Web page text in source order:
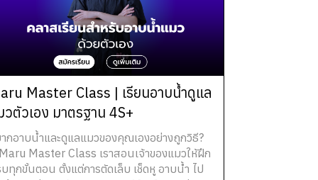
Master Class | เรียนอาบน้ำดูแล
วตัวเอง มาตรฐาน 4S+
กอาบน้ำและดูแลแมวของคุณเองอย่างถูกวิธี?
Master Class เราสอนเจ้าของแมวให้ฝึก
ทุกขั้นตอน ตั้งแต่การตัดเล็บ เช็ดหู อาบน้ำ ไป